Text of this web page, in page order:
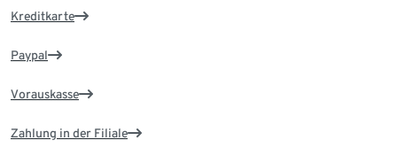
Kreditkarte
Paypal
Vorauskasse
Zahlung in der Filiale